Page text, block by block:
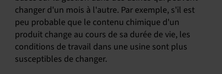
changer d'un mois à l'autre. Par exemple, s'il est
peu probable que le contenu chimique d'un
produit change au cours de sa durée de vie, les
conditions de travail dans une usine sont plus
susceptibles de changer.